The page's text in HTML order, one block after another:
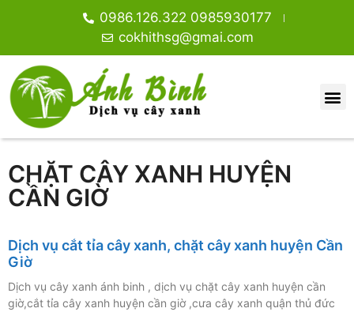
0986.126.322 0985930177
cokhithsg@gmai.com
CHẶT CÂY XANH HUYỆN
CẦN GIỜ
Dịch vụ cắt tỉa cây xanh, chặt cây xanh huyện Cần
Giờ
Dịch vụ cây xanh ánh binh , dịch vụ chặt cây xanh huyện cần
giờ,cắt tỉa cây xanh huyện cần giờ ,cưa cây xanh quận thủ đức